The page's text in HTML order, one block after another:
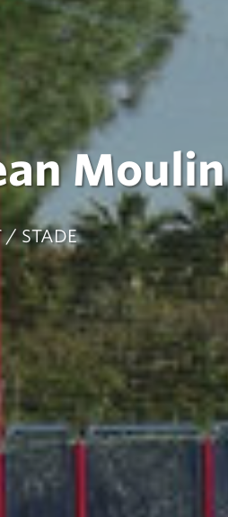
Moulin
/ STADE